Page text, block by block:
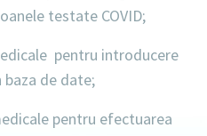
testate COVID;
pentru introducere
baza de date;
pentru efectuarea